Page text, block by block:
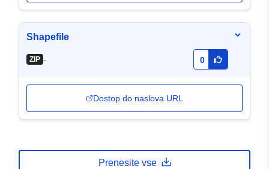
Shapefile
ZIP - 0
Dostop do naslova URL
Prenesite vse